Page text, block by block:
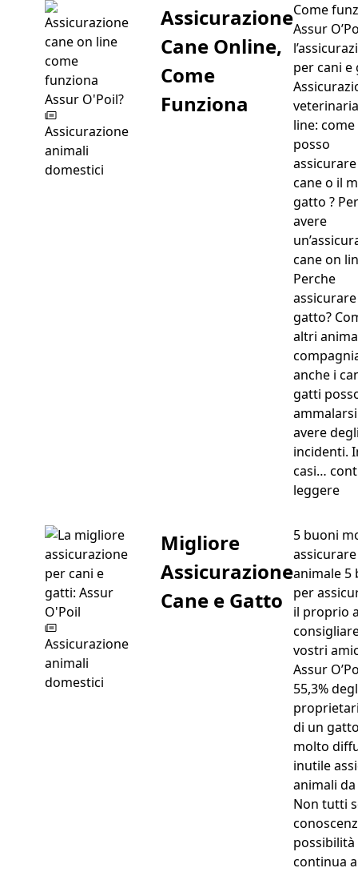
Assicurazione
animali
domestici
Assicurazione
Cane Online,
Come
Funziona
Come
Assur
per cani e
line: come
posso
cane o il
gatto ?
avere
cane on
Perche
gatto?
altri
anche i
gatti
avere
incidenti.
casi…
leggere
Assicurazione
animali
domestici
Migliore
Assicurazione
Cane e Gatto
5 buoni
animale 5
per
il proprio
vostri
Assur
55,3%
di un
molto
inutile
animali
Non tutti
continua